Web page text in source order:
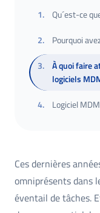
1.
Qu´est-ce
2.
Pourquoi
3.
À quoi faire
logiciels
4. Logiciel
Ces dernières
omniprésents dans
éventail de tâches.